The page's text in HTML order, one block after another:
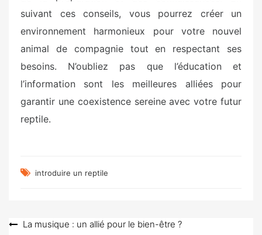
suivant ces conseils, vous pourrez créer un
environnement harmonieux pour votre nouvel
animal de compagnie tout en respectant ses
besoins. N’oubliez pas que l’éducation et
l’information sont les meilleures alliées pour
garantir une coexistence sereine avec votre futur
reptile.
introduire un reptile
Navigation
La musique : un allié pour le bien-être ?